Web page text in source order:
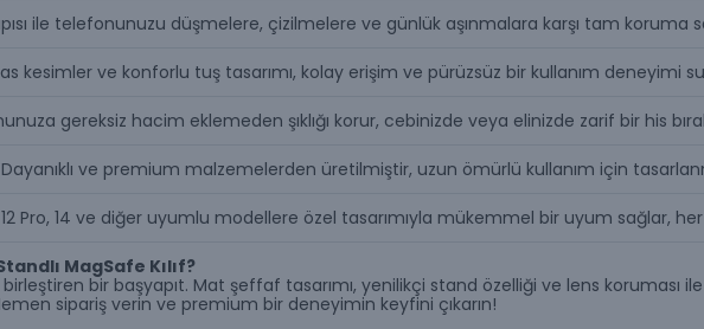
ile telefonunuzu düşmelere, çizilmelere ve günlük aşınmalara karşı tam
kesimler ve konforlu tuş tasarımı, kolay erişim ve pürüzsüz bir kullanım deneyimi
gereksiz hacim eklemeden şıklığı korur, cebinizde veya elinizde zarif bir his
Dayanıklı ve premium malzemelerden üretilmiştir, uzun ömürlü kullanım için
12 Pro, 14 ve diğer uyumlu modellere özel tasarımıyla mükemmel bir uyum sağlar,
MagSafe Kılıf?
birleştiren bir başyapıt. Mat şeffaf tasarımı, yenilikçi stand özelliği ve lens
sipariş verin ve premium bir deneyimin keyfini çıkarın!